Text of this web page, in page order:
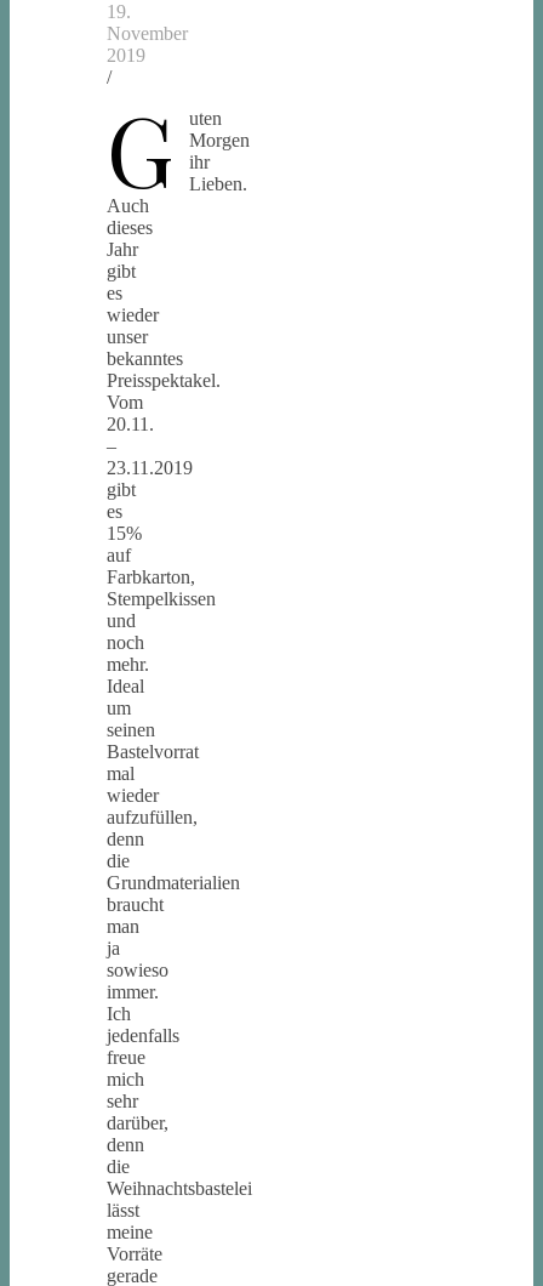
19.
November
2019
/
G
uten
Morgen
ihr
Lieben.
Auch
dieses
Jahr
gibt
es
wieder
unser
bekanntes
Preisspektakel.
Vom
20.11.
–
23.11.2019
gibt
es
15%
auf
Farbkarton,
Stempelkissen
und
noch
mehr.
Ideal
um
seinen
Bastelvorrat
mal
wieder
aufzufüllen,
denn
die
Grundmaterialien
braucht
man
ja
sowieso
immer.
Ich
jedenfalls
freue
mich
sehr
darüber,
denn
die
Weihnachtsbastelei
lässt
meine
Vorräte
gerade